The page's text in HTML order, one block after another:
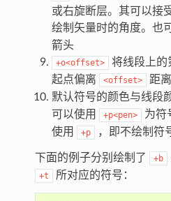
或右旋断层。其可以接
绘制矢量时的角度。也
箭头
+o<offset>
将线段上的
起点偏离
<offset>
距
默认符号的颜色与线段
可以使用
+p<pen>
为符
使用
+p ，即不绘制符
下面的例子分别绘制了 +b
+t 所对应的符号：